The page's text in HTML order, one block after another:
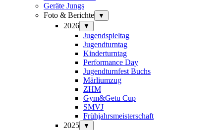
Geräte Jungs
Foto & Berichte
▼
2026 ▼
Jugendspieltag
Jugendturntag
Kinderturntag
Performance Day
Jugendturnfest Buchs
Märliumzug
ZHM
Gym&Getu Cup
SMVJ
Frühjahrsmeisterschaft
2025
▼